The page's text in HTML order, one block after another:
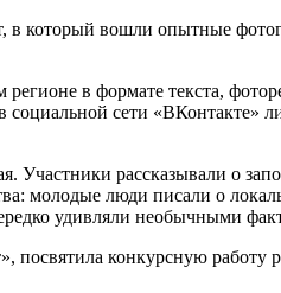
в который вошли опытные
в формате текста,
сети
рассказывали о
молодые люди писали о
удивляли необычными
конкурсную работу